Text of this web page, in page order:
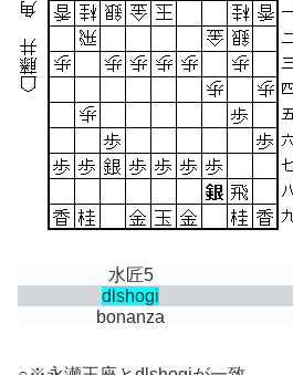
水匠5
dlshogi
bonanza